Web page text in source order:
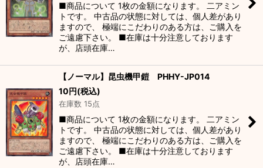
■商品について 1枚の金額になります。 二アミン
トです。 中古品の状態に対しては、個人差があり
ますので、 極端にこだわりのある方は、ご購入を
ご遠慮下さい。 ■在庫は十分注意しております
が、店頭在庫…
【ノーマル】昆虫機甲鎧 PHHY-JP014
10円(税込)
在庫数 15点
■商品について 1枚の金額になります。 二アミン
トです。 中古品の状態に対しては、個人差があり
ますので、 極端にこだわりのある方は、ご購入を
ご遠慮下さい。 ■在庫は十分注意しております
が、店頭在庫…